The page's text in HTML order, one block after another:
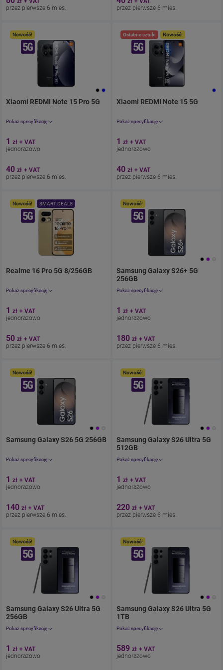
przez pierwsze 6 mies.
przez pierwsze 6 mies.
Nowość!
Xiaomi REDMI Note 15 Pro 5G . Cena jednorazowo 1.23złz umową
Pokaż specyfikację
Ekran 6.83"
Pamięć 256 GB
1 zł + VAT
jednorazowo
40 zł + VAT
przez pierwsze 6 mies.
Ostatnie sztuki Nowość!
Xiaomi REDMI Note 15 5G
Pokaż specyfikację
Ekran 6.77"
Pamięć 256 GB
1 zł + VAT
jednorazowo
40 zł + VAT
przez pierwsze 6 mies.
Nowość! SMART DEALS
Realme 16 Pro 5G 8/256GB . Cena jednorazowo 1.23złz umową
Pokaż specyfikację
Ekran 6,78"
Pamięć 256 GB
1 zł + VAT
jednorazowo
50 zł + VAT
przez pierwsze 6 mies.
Nowość!
Samsung Galaxy S26+ 5G
256GB
Pokaż specyfikację
Ekran 6.7"
Pamięć 256 GB
1 zł + VAT
jednorazowo
180 zł + VAT
przez pierwsze 6 mies.
Nowość!
Samsung Galaxy S26 5G 256GB . Cena jednorazowo 1.23zł z umową
Pokaż specyfikację
Ekran 6.3"
Pamięć 256 GB
1 zł + VAT
jednorazowo
140 zł + VAT
przez pierwsze 6 mies.
Nowość!
Samsung Galaxy S26 Ultra 5G
512GB
Pokaż specyfikację
Ekran 6.9"
Pamięć 512 GB
1 zł + VAT
jednorazowo
220 zł + VAT
przez pierwsze 6 mies.
Nowość!
Samsung Galaxy S26 Ultra 5G
256GB
z umową 246zł miesięcznie.
Pokaż specyfikację
Ekran 6.9"
Pamięć 256 GB
1 zł + VAT
jednorazowo
Nowość!
Samsung Galaxy S26 Ultra 5G
1TB
Pokaż specyfikację
Ekran 6.9"
Pamięć 1 TB
589 zł + VAT
jednorazowo